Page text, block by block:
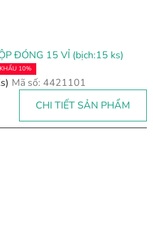
ĐÓNG 15 VỈ (bịch:15 ks)
10%
Mã số: 4421101
CHI TIẾT SẢN PHẨM